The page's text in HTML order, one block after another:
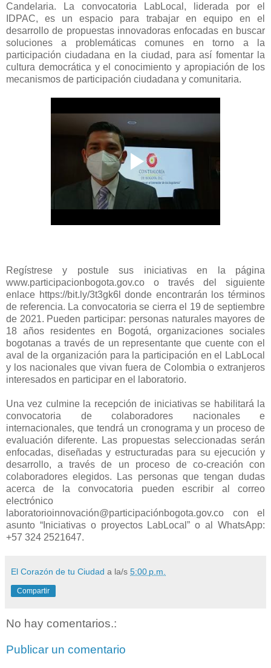
Candelaria. La convocatoria LabLocal, liderada por el
IDPAC, es un espacio para trabajar en equipo en el
desarrollo de propuestas innovadoras enfocadas en buscar
soluciones a problemáticas comunes en torno a la
participación ciudadana en la ciudad, para así fomentar la
cultura democrática y el conocimiento y apropiación de los
mecanismos de participación ciudadana y comunitaria.
Regístrese y postule sus iniciativas en la página
www.participacionbogota.gov.co o través del siguiente
enlace https://bit.ly/3t3gk6l donde encontrarán los términos
de referencia. La convocatoria se cierra el 19 de septiembre
de 2021. Pueden participar: personas naturales mayores de
18 años residentes en Bogotá, organizaciones sociales
bogotanas a través de un representante que cuente con el
aval de la organización para la participación en el LabLocal
y los nacionales que vivan fuera de Colombia o extranjeros
interesados en participar en el laboratorio.
Una vez culmine la recepción de iniciativas se habilitará la
convocatoria de colaboradores nacionales e
internacionales, que tendrá un cronograma y un proceso de
evaluación diferente. Las propuestas seleccionadas serán
enfocadas, diseñadas y estructuradas para su ejecución y
desarrollo, a través de un proceso de co-creación con
colaboradores elegidos. Las personas que tengan dudas
acerca de la convocatoria pueden escribir al correo
electrónico
laboratorioinnovación@participaciónbogota.gov.co con el
asunto “Iniciativas o proyectos LabLocal” o al WhatsApp:
+57 324 2521647.
El Corazón de tu Ciudad a la/s 5:00 p.m.
Compartir
No hay comentarios.:
Publicar un comentario